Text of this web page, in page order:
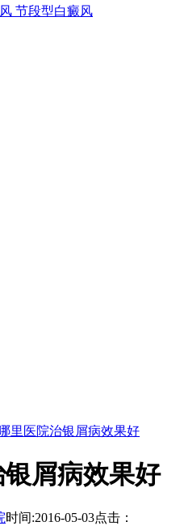
节段型白癜风
里医院治银屑病效果好
屑病效果好
时间:2016-05-03点击：